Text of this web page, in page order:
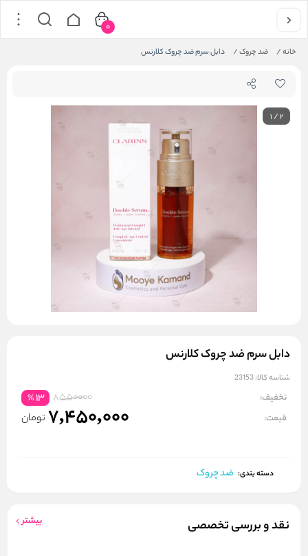
خانه/ ضد چروک/ دابل سرم ضد چروک کلارنس
0
1/2
دابل سرم ضد چروک کلارنس
شناسه کالا:23153
تخفیف: 8550000
13
%
قیمت: 7,450,000 تومان
دسته بندی: ضد چروک
نقد و بررسی تخصصی بیشتر